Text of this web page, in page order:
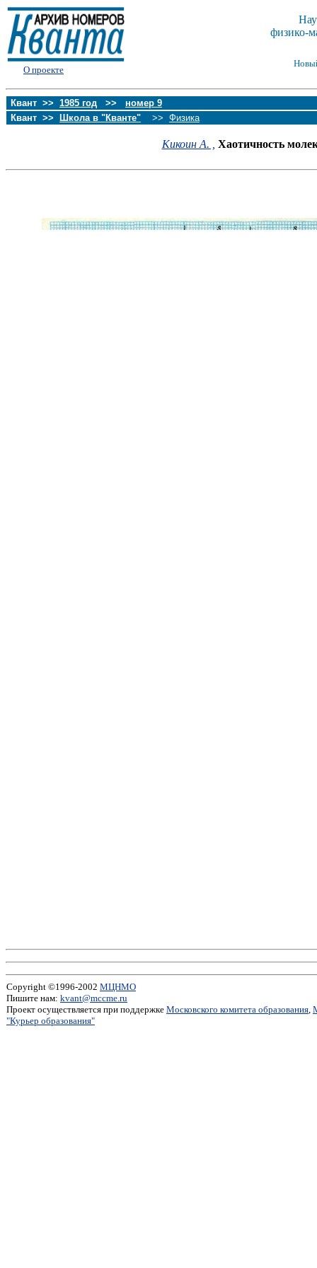
О проекте
физико-
Квант >> 1985 год >> номер 9
Квант >>
Школа в "Кванте" >> Физика
Кикоин А. , Хаотичность
Copyright ©1996-2002 МЦНМО
Пишите нам: kvant@mccme.ru
Проект осуществляется при поддержке Московского комитета образования,
"Курьер образования"